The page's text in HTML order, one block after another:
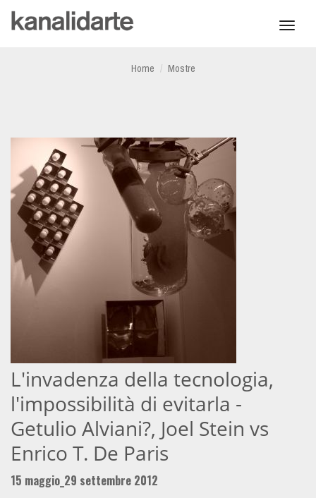
Home
Mostre
L'invadenza della tecnologia,
l'impossibilità di evitarla -
Getulio Alviani?, Joel Stein vs
Enrico T. De Paris
15 maggio_29 settembre 2012